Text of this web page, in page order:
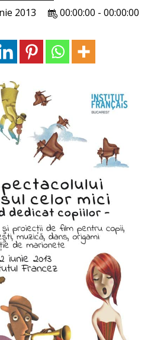
00:00:00 - 00:00:00
2013